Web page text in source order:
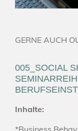
GERNE AUCH
005_SOCIAL
Inhalte:
*Business